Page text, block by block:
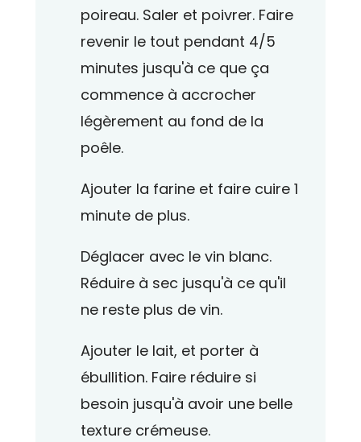
poireau. Saler et poivrer. Faire
revenir le tout pendant 4/5
minutes jusqu'à ce que ça
commence à accrocher
légèrement au fond de la
poêle.
Ajouter la farine et faire cuire 1
minute de plus.
Déglacer avec le vin blanc.
Réduire à sec jusqu'à ce qu'il
ne reste plus de vin.
Ajouter le lait, et porter à
ébullition. Faire réduire si
besoin jusqu'à avoir une belle
texture crémeuse.